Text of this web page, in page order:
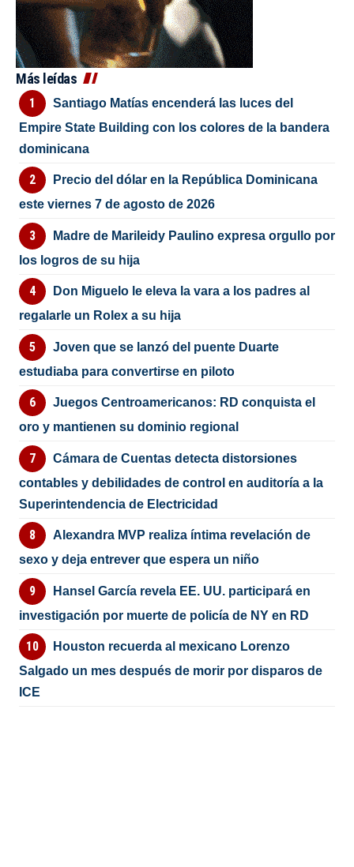
Más leídas
Santiago Matías encenderá las luces del
Empire State Building con los colores de la bandera
dominicana
Precio del dólar en la República Dominicana
este viernes 7 de agosto de 2026
Madre de Marileidy Paulino expresa orgullo por
los logros de su hija
Don Miguelo le eleva la vara a los padres al
regalarle un Rolex a su hija
Joven que se lanzó del puente Duarte
estudiaba para convertirse en piloto
Juegos Centroamericanos: RD conquista el
oro y mantienen su dominio regional
Cámara de Cuentas detecta distorsiones
contables y debilidades de control en auditoría a la
Superintendencia de Electricidad
Alexandra MVP realiza íntima revelación de
sexo y deja entrever que espera un niño
Hansel García revela EE. UU. participará en
investigación por muerte de policía de NY en RD
Houston recuerda al mexicano Lorenzo
Salgado un mes después de morir por disparos de
ICE